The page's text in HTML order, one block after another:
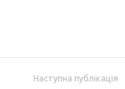
Наступна публікація